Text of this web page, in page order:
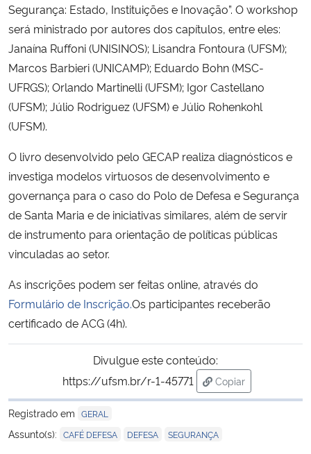
Ministério da Mulher, da Família e dos Direitos Humanos
Secretaria-Geral
Secretaria de Governo
Gabinete de Segurança Institucional
Advocacia-Geral da União
Banco Central do Brasil
Planalto
Segurança: Estado, Instituições e Inovação”. O workshop
será ministrado por autores dos capítulos, entre eles:
Janaína Ruffoni (UNISINOS); Lisandra Fontoura (UFSM);
Marcos Barbieri (UNICAMP); Eduardo Bohn (MSC-
UFRGS); Orlando Martinelli (UFSM); Igor Castellano
(UFSM); Júlio Rodriguez (UFSM) e Júlio Rohenkohl
(UFSM).
O livro desenvolvido pelo GECAP realiza diagnósticos e
investiga modelos virtuosos de desenvolvimento e
governança para o caso do Polo de Defesa e Segurança
de Santa Maria e de iniciativas similares, além de servir
de instrumento para orientação de políticas públicas
vinculadas ao setor.
As inscrições podem ser feitas online, através do
Formulário de Inscrição.Os participantes receberão
certificado de ACG (4h).
Divulgue este conteúdo:
https://ufsm.br/r-1-45771
Copiar
para área de
Registrado em GERAL
Assunto(s): CAFÉ DEFESA DEFESA SEGURANÇA